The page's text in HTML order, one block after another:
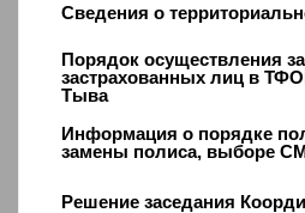
Сведения о
Порядок осуществления
застрахованных лиц в
Тыва
Информация о порядке
замены полиса, выборе
Решение заседания